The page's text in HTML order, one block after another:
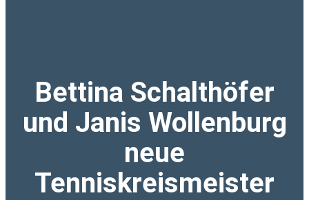
Bettina Schalthöfer
und Janis Wollenburg
neue
Tenniskreismeister